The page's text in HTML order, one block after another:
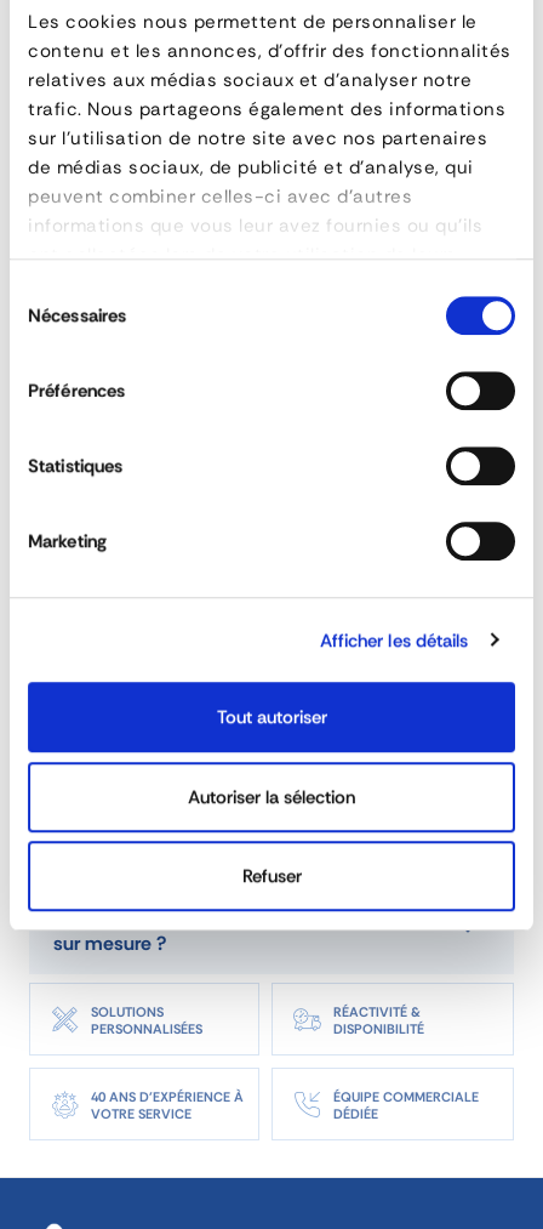
Les cookies nous permettent de personnaliser le
contenu et les annonces, d'offrir des fonctionnalités
relatives aux médias sociaux et d'analyser notre
trafic. Nous partageons également des informations
sur l'utilisation de notre site avec nos partenaires
de médias sociaux, de publicité et d'analyse, qui
peuvent combiner celles-ci avec d'autres
informations que vous leur avez fournies ou qu'ils
duNécessaires
Préférences
Statistiques
Marketing
Afficher les détails
Tout autoriser
Autoriser la sélection
Refuser
droit
CARACTÉRISTIQUES
référence155-404
matièreAcier
TÉLÉCHARGER AUTRES DIMENSIONS
DEMANDE DE DEVIS
La gamme de rancher est-elle adaptée aux
véhicules de 3T5 et poids-lourd ?
Est-il possible de commander des ridelles
sur mesure ?
SOLUTIONS
PERSONNALISÉES
RÉACTIVITÉ &
DISPONIBILITÉ
40 ANS D'EXPÉRIENCE À
VOTRE SERVICE
ÉQUIPE COMMERCIALE
DÉDIÉE